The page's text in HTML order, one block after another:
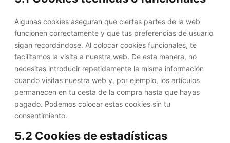
Algunas cookies aseguran que ciertas partes de la web
funcionen correctamente y que tus preferencias de usuario
sigan recordándose. Al colocar cookies funcionales, te
facilitamos la visita a nuestra web. De esta manera, no
necesitas introducir repetidamente la misma información
cuando visitas nuestra web y, por ejemplo, los artículos
permanecen en tu cesta de la compra hasta que hayas
pagado. Podemos colocar estas cookies sin tu
consentimiento.
5.2 Cookies de estadísticas